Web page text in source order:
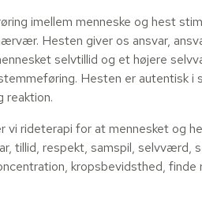
imellem menneske og hest
Hesten giver os ansvar,
selvtillid og et højere
Hesten er autentisk
reaktion.
vi rideterapi for at mennesket og
tillid, respekt, samspil,
kropsbevidsthed, finde